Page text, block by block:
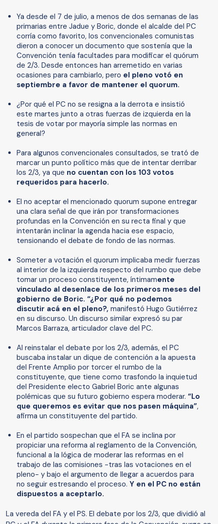
Ya desde el 7 de julio, a menos de dos semanas de las
primarias entre Jadue y Boric, donde el alcalde del PC
corría como favorito, los convencionales comunistas
dieron a conocer un documento que sostenía que la
Convención tenía facultades para modificar el quórum
de 2/3. Desde entonces han arremetido en varias
ocasiones para cambiarlo, pero el pleno votó en
septiembre a favor de mantener el quorum.
¿Por qué el PC no se resigna a la derrota e insistió
este martes junto a otras fuerzas de izquierda en la
tesis de votar por mayoría simple las normas en
general?
Para algunos convencionales consultados, se trató de
marcar un punto político más que de intentar derribar
los 2/3, ya que no cuentan con los 103 votos
requeridos para hacerlo.
El no aceptar el mencionado quorum supone entregar
una clara señal de que irán por transformaciones
profundas en la Convención en su recta final y que
intentarán inclinar la agenda hacia ese espacio,
tensionando el debate de fondo de las normas.
Someter a votación el quorum implicaba medir fuerzas
al interior de la izquierda respecto del rumbo que debe
tomar un proceso constituyente, íntimamente
vinculado al desenlace de los primeros meses del
gobierno de Boric. “¿Por qué no podemos
discutir acá en el pleno?, manifestó Hugo Gutiérrez
en su discurso. Un discurso similar expresó su par
Marcos Barraza, articulador clave del PC.
Al reinstalar el debate por los 2/3, además, el PC
buscaba instalar un dique de contención a la apuesta
del Frente Amplio por torcer el rumbo de la
constituyente, que tiene como trasfondo la inquietud
del Presidente electo Gabriel Boric ante algunas
polémicas que su futuro gobierno espera moderar. “Lo
que queremos es evitar que nos pasen máquina”,
afirma un constituyente del partido.
En el partido sospechan que el FA se inclina por
propiciar una reforma al reglamento de la Convención,
funcional a la lógica de moderar las reformas en el
trabajo de las comisiones -tras las votaciones en el
pleno- y bajo el argumento de llegar a acuerdos para
no seguir estresando el proceso. Y en el PC no están
dispuestos a aceptarlo.
La vereda del FA y el PS. El debate por los 2/3, que dividió al